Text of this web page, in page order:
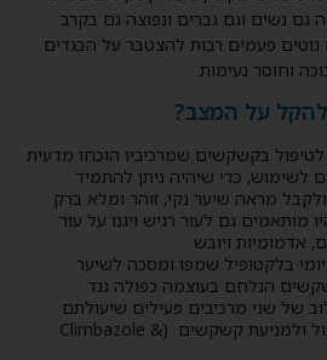
נשים וגם גברים ונפוצה גם בקרב
פעמים רבות להצטבר על הבגדים
וחוסר נעימות.
על המצב?
לטיפול בקשקשים שמרכיביו הוכחו מדעית
לשימוש, כדי שיהיה ניתן להתמיד
מראה שיער נקי, זוהר ומלא ברק
מותאמים גם לעור רגיש ויגנו על עור
אדמומיות ויובש
בלקטופיל שמפו ומסכה לשיער
הנלחם בעוצמה כפולה נגד
של שני מרכיבים פעילים שיעולתם
הוכחה מדעית לטיפול ולמניעת קשקשים (Climbazole &